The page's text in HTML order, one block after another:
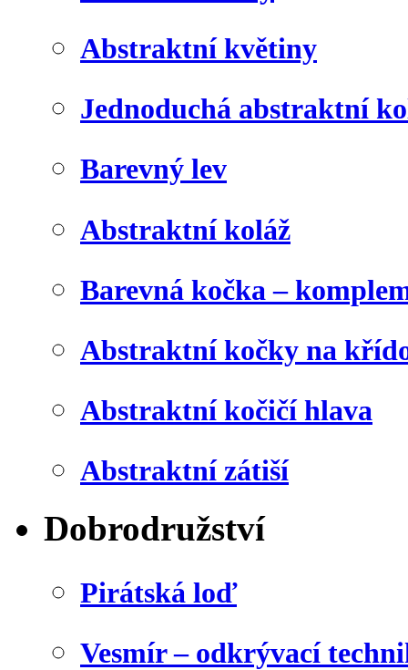
Abstraktní květiny
Jednoduchá abstraktní
Barevný lev
Abstraktní koláž
Barevná kočka –
Abstraktní kočky na
Abstraktní kočičí hlava
Abstraktní zátiší
Dobrodružství
Pirátská loď
Vesmír – odkrývací